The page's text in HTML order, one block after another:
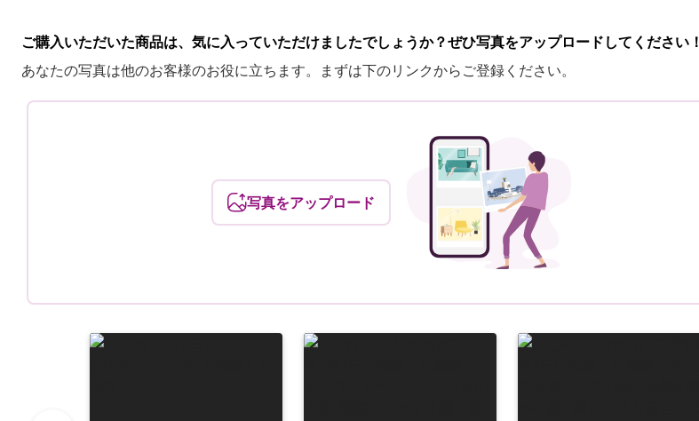
ご購入いただいた商品は、気に入っていただけましたでしょうか？ぜひ写真をアップロードしてください！
あなたの写真は他のお客様のお役に立ちます。まずは下のリンクからご登録ください。
写真をアップロード